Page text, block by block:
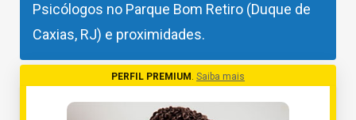
Psicólogos no Parque Bom Retiro (Duque de
Caxias, RJ) e proximidades.
PERFIL PREMIUM Saiba mais